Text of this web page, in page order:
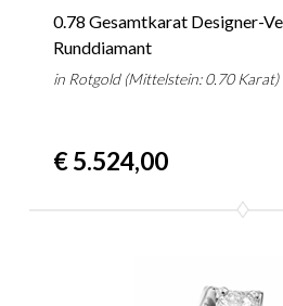
0.78 Gesamtkarat Designer-
Runddiamant
in Rotgold (Mittelstein: 0.70 Karat)
€ 5.524,00